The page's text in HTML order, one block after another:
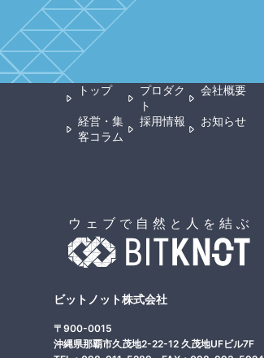
トップ
プロダク
ト
会社概要
経営・集
客コラム
採用情報 お知らせ
ビットノット株式会社
〒900-0015
沖縄県那覇市久茂地2-22-12 久茂地UFビル7F